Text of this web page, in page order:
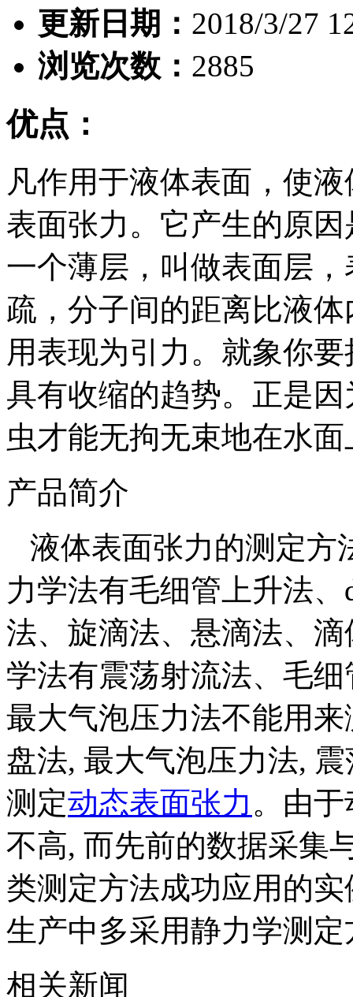
更新日期： 2018/3/27
浏览次数： 2885
优点：
凡作用于液体表面，使
表面张力。它产生的原
一个薄层，叫做表面层
疏，分子间的距离比液
用表现为引力。就象你
具有收缩的趋势。正是
虫才能无拘无束地在水
产品简介
液体表面张力的测定方
力学法有毛细管上升法
法、旋滴法、悬滴法、
学法有震荡射流法、毛
最大气泡压力法不能用来
盘法, 最大气泡压力法,
测定动态表面张力 。由
不高, 而先前的数据采集
类测定方法成功应用的
生产中多采用静力学测定
相关新闻